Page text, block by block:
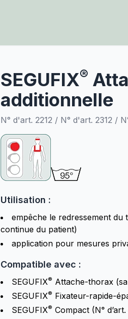
SEGUFIX®
additionnelle
N° d'art. 2212 / N° d'art. 2312 /
Utilisation :
empêche le redressement
continue du patient)
application pour mesures
Compatible avec :
SEGUFIX® Attache-thorax
SEGUFIX® Fixateur-rapide-
SEGUFIX® Compact (N°